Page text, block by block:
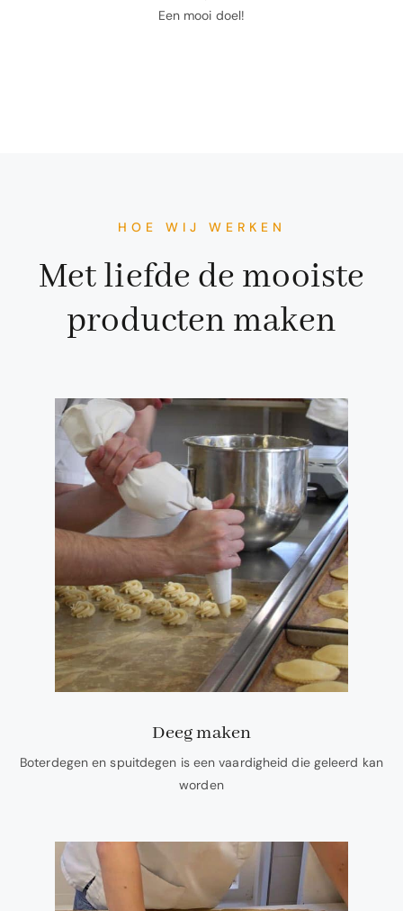
Een mooi doel!
HOE WIJ WERKEN
Met liefde de mooiste
producten maken
Deeg maken
Boterdegen en spuitdegen is een vaardigheid die geleerd kan
worden